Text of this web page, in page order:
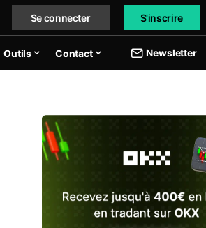
Se connecter S'inscrire
Outils Contact Newsletter